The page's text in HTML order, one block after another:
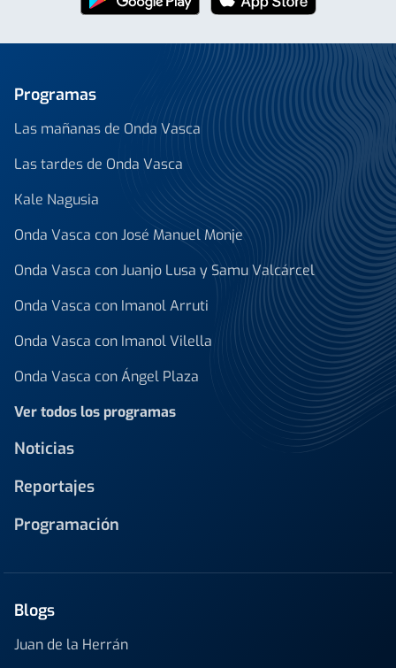
Programas
Las mañanas de Onda Vasca
Las tardes de Onda Vasca
Kale Nagusia
Onda Vasca con José Manuel Monje
Onda Vasca con Juanjo Lusa y Samu Valcárcel
Onda Vasca con Imanol Arruti
Onda Vasca con Imanol Vilella
Onda Vasca con Ángel Plaza
Ver todos los programas
Noticias
Reportajes
Programación
Blogs
Juan de la Herrán